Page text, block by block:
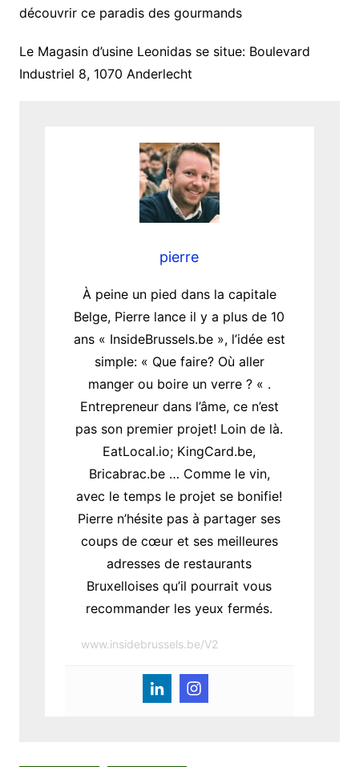
découvrir ce paradis des gourmands
Le Magasin d’usine Leonidas se situe: Boulevard
Industriel 8, 1070 Anderlecht
pierre
À peine un pied dans la capitale
Belge, Pierre lance il y a plus de 10
ans « InsideBrussels.be », l’idée est
simple: « Que faire? Où aller
manger ou boire un verre ? « .
Entrepreneur dans l’âme, ce n’est
pas son premier projet! Loin de là.
EatLocal.io; KingCard.be,
Bricabrac.be … Comme le vin,
avec le temps le projet se bonifie!
Pierre n’hésite pas à partager ses
coups de cœur et ses meilleures
adresses de restaurants
Bruxelloises qu’il pourrait vous
recommander les yeux fermés.
www.insidebrussels.be/V2